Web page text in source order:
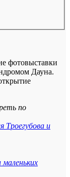
фотовыставки
Дауна.
по
и